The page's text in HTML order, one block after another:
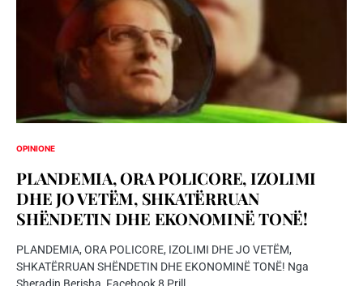
OPINIONE
PLANDEMIA, ORA POLICORE, IZOLIMI
DHE JO VETËM, SHKATËRRUAN
SHËNDETIN DHE EKONOMINË TONË!
PLANDEMIA, ORA POLICORE, IZOLIMI DHE JO VETËM,
SHKATËRRUAN SHËNDETIN DHE EKONOMINË TONË! Nga